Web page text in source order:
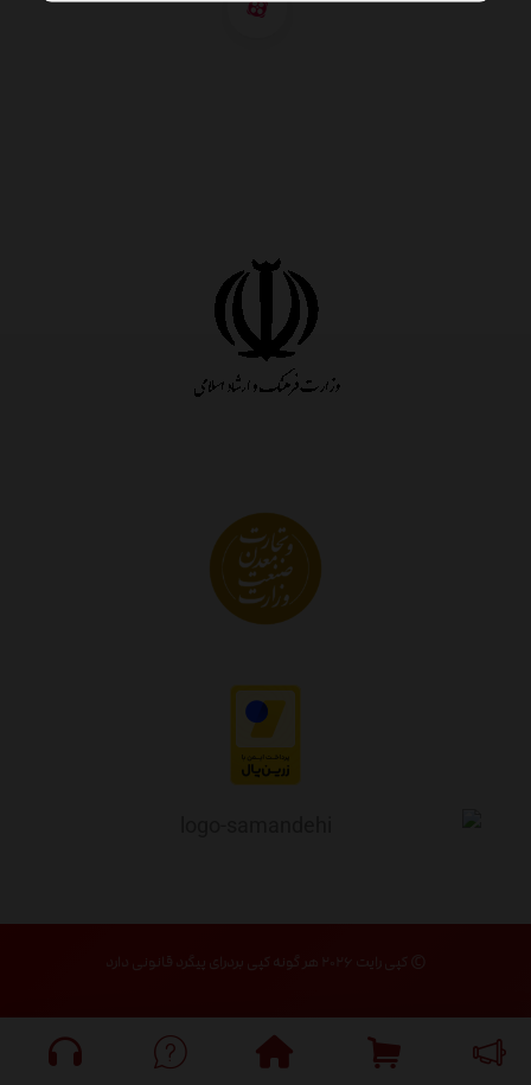
© کپی رایت ۲۰۲۶ هر گونه کپی بردرای پیگرد قانونی دارد